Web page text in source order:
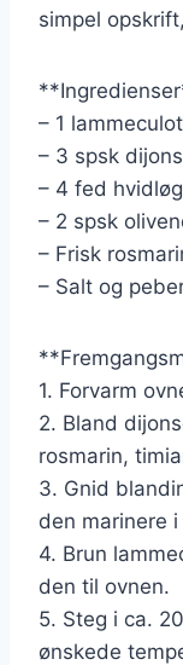
simpel
– 1
– 3 spsk
– 4 fed
– 2 spsk
– Frisk
– Salt og
1. Forvarm
2. Bland
rosmarin,
3. Gnid
den marinere
4. Brun
den til ovnen.
5. Steg i ca.
ønskede